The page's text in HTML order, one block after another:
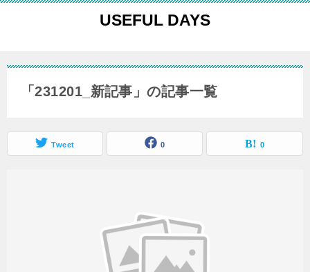
USEFUL DAYS
「231201_新記事」の記事一覧
Tweet 0 0